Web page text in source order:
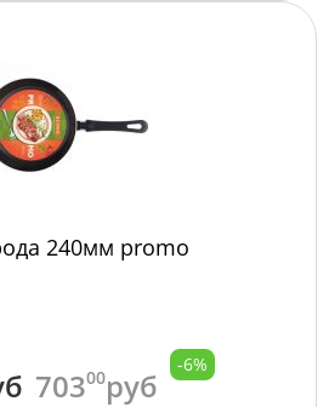
240мм promo
70300руб
-6%